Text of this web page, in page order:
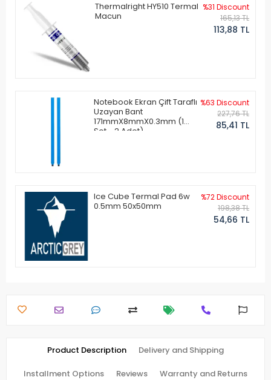
Thermalright HY510 Termal
Macun
%31 Discount
165,13 TL
113,88 TL
Notebook Ekran Çift Taraflı
Uzayan Bant
171mmX8mmX0.3mm (1
Set - 2 Adet)
%63 Discount
227,76 TL
85,41 TL
Ice Cube Termal Pad 6w
0.5mm 50x50mm
%72 Discount
198,38 TL
54,66 TL
Product Description Delivery and Shipping
Installment Options Reviews Warranty and Returns